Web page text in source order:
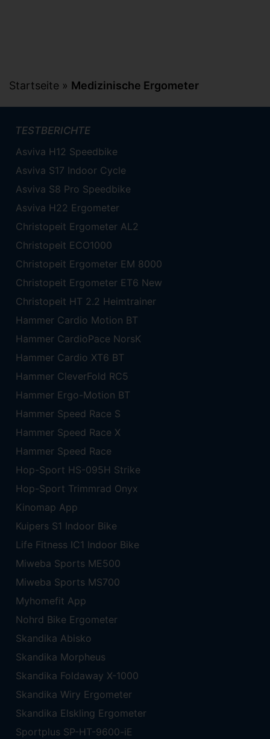
Startseite » Medizinische Ergometer
TESTBERICHTE
Asviva H12 Speedbike
Asviva S17 Indoor Cycle
Asviva S8 Pro Speedbike
Asviva H22 Ergometer
Christopeit Ergometer AL2
Christopeit ECO1000
Christopeit Ergometer EM 8000
Christopeit Ergometer ET6 New
Christopeit HT 2.2 Heimtrainer
Hammer Cardio Motion BT
Hammer CardioPace NorsK
Hammer Cardio XT6 BT
Hammer CleverFold RC5
Hammer Ergo-Motion BT
Hammer Speed Race S
Hammer Speed Race X
Hammer Speed Race
Hop-Sport HS-095H Strike
Hop-Sport Trimmrad Onyx
Kinomap App
Kuipers S1 Indoor Bike
Life Fitness IC1 Indoor Bike
Miweba Sports ME500
Miweba Sports MS700
Myhomefit App
Nohrd Bike Ergometer
Skandika Abisko
Skandika Morpheus
Skandika Foldaway X-1000
Skandika Wiry Ergometer
Skandika Elskling Ergometer
Sportplus SP-HT-9600-iE